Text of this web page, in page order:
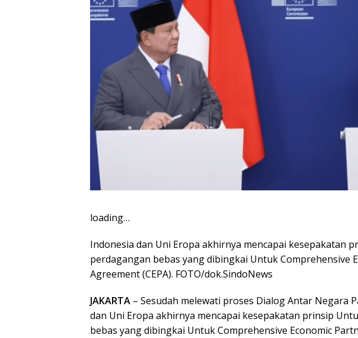
loading…
Indonesia dan Uni Eropa akhirnya mencapai kesepakatan
perdagangan bebas yang dibingkai Untuk Comprehensive
Agreement (CEPA). FOTO/dok.SindoNews
JAKARTA – Sesudah melewati proses Dialog Antar Negara
dan Uni Eropa akhirnya mencapai kesepakatan prinsip
bebas yang dibingkai Untuk Comprehensive Economic